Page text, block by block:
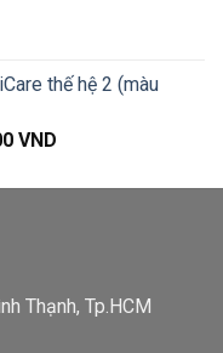
thế hệ 2 (màu
VNDGiá
tại
Thạnh, Tp.HCM